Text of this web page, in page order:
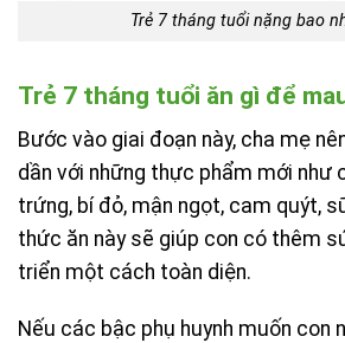
Trẻ 7 tháng tuổi nặng bao
Trẻ 7 tháng tuổi ăn gì để
Bước vào giai đoạn này, cha mẹ
dần với những thực phẩm mới như
trứng, bí đỏ, mận ngọt, cam quýt,
thức ăn này sẽ giúp con có thêm
triển một cách toàn diện.
Nếu các bậc phụ huynh muốn con